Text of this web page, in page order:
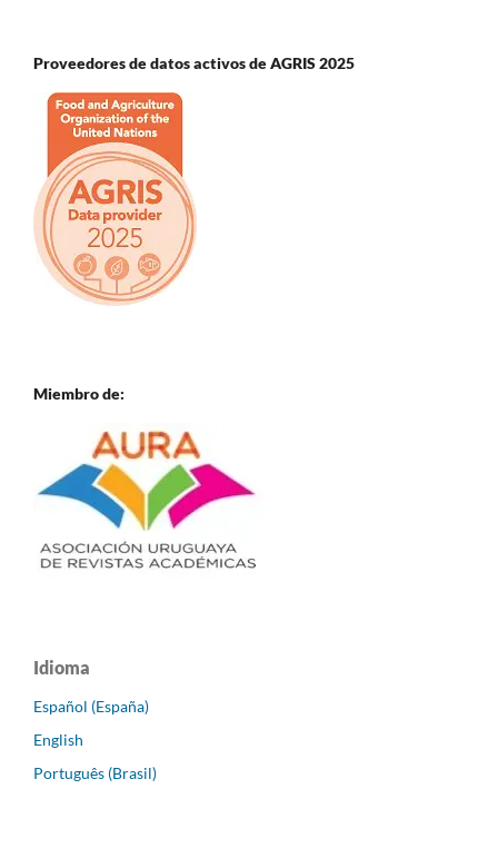
Proveedores de datos activos de AGRIS 2025
Miembro de:
Idioma
Español (España)
English
Português (Brasil)